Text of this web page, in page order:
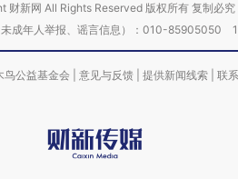
财新网 All Rights Reserved 版权所有 复制必究
未成年人举报、谣言信息）：010-85905050
鸟公益基金会 意见与反馈 提供新闻线索 联